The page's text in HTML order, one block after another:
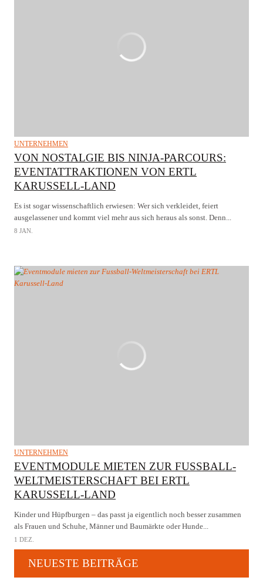
UNTERNEHMEN
VON NOSTALGIE BIS NINJA-PARCOURS:
EVENTATTRAKTIONEN VON ERTL
KARUSSELL-LAND
Es ist sogar wissenschaftlich erwiesen: Wer sich verkleidet, feiert
ausgelassener und kommt viel mehr aus sich heraus als sonst. Denn...
8 JAN.
UNTERNEHMEN
EVENTMODULE MIETEN ZUR FUSSBALL-
WELTMEISTERSCHAFT BEI ERTL
KARUSSELL-LAND
Kinder und Hüpfburgen – das passt ja eigentlich noch besser zusammen
als Frauen und Schuhe, Männer und Baumärkte oder Hunde...
1 DEZ.
NEUESTE BEITRÄGE